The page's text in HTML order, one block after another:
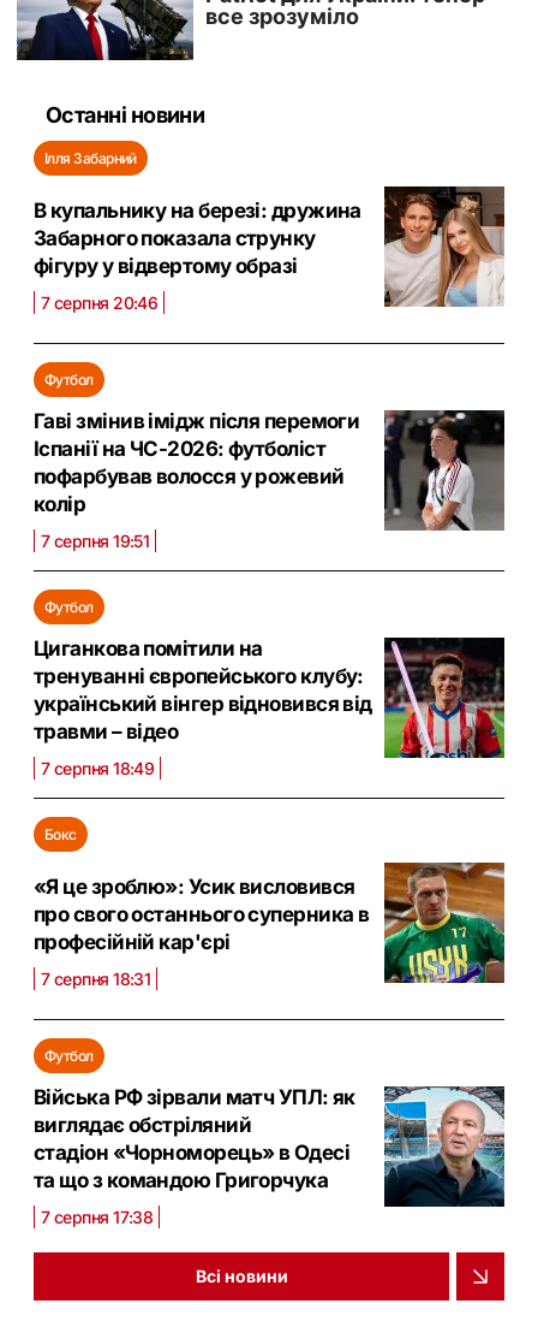
Останні новини
Ілля Забарний
В купальнику на березі: дружина
Забарного показала струнку
фігуру у відвертому образі
7 серпня 20:46
Футбол
Гаві змінив імідж після перемоги
Іспанії на ЧС-2026: футболіст
пофарбував волосся у рожевий
колір
7 серпня 19:51
Футбол
Циганкова помітили на
тренуванні європейського клубу:
український вінгер відновився від
травми – відео
7 серпня 18:49
Бокс
«Я це зроблю»: Усик висловився
про свого останнього суперника в
професійній кар'єрі
7 серпня 18:31
Футбол
Війська РФ зірвали матч УПЛ: як
виглядає обстріляний
стадіон «Чорноморець» в Одесі
та що з командою Григорчука
7 серпня 17:38
Всі новини